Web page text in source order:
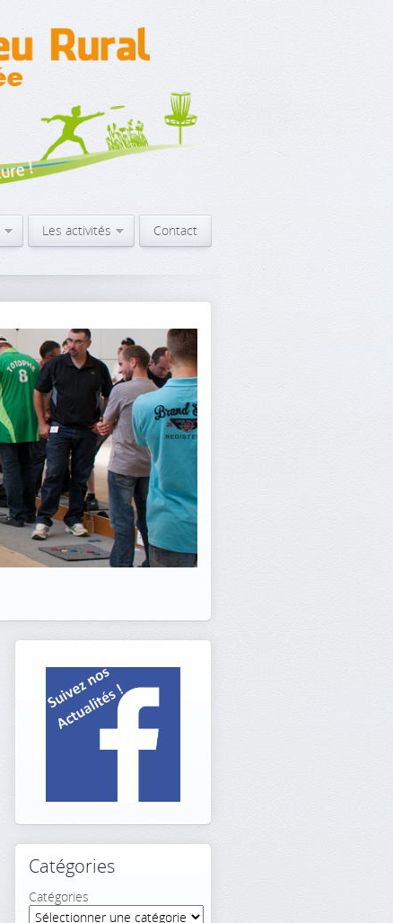
Les activités Contact
Catégories
Catégories